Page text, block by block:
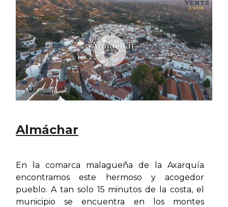
Almáchar
En la comarca malagueña de la Axarquía
encontramos este hermoso y acogedor
pueblo. A tan solo 15 minutos de la costa, el
municipio se encuentra en los montes